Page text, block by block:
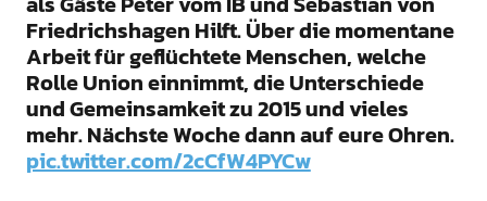
Friedrichshagen Hilft. Über die momentane
Arbeit für geflüchtete Menschen, welche
Rolle Union einnimmt, die Unterschiede
und Gemeinsamkeit zu 2015 und vieles
mehr. Nächste Woche dann auf eure Ohren.
pic.twitter.com/2cCfW4PYCw